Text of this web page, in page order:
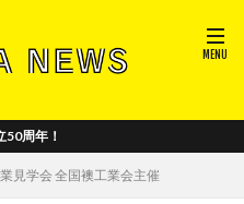
見学会 全国襖工業会主催
2019_vol.6
2020_vol.10